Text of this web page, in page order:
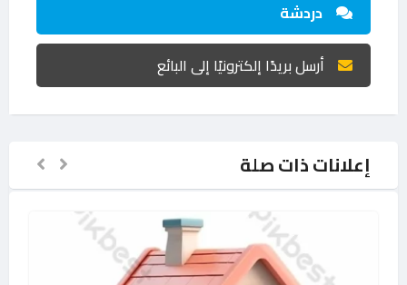
دردشة
أرسل بريدًا إلكترونيًا إلى البائع
إعلانات ذات صلة